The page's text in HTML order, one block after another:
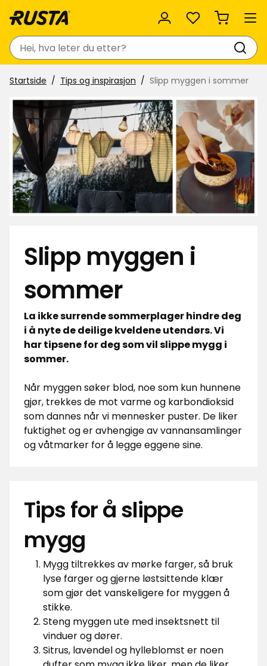
Favoritter
Søk
Startside Tips og inspirasjon Slipp myggen i sommer
Slipp myggen i
sommer
La ikke surrende sommerplager hindre deg
i å nyte de deilige kveldene utendørs. Vi
har tipsene for deg som vil slippe mygg i
sommer.
Når myggen søker blod, noe som kun hunnene
gjør, trekkes de mot varme og karbondioksid
som dannes når vi mennesker puster. De liker
fuktighet og er avhengige av vannansamlinger
og våtmarker for å legge eggene sine.
Tips for å slippe
mygg
Mygg tiltrekkes av mørke farger, så bruk
lyse farger og gjerne løstsittende klær
som gjør det vanskeligere for myggen å
stikke.
Steng myggen ute med insektsnett til
vinduer og dører.
Sitrus, lavendel og hylleblomst er noen